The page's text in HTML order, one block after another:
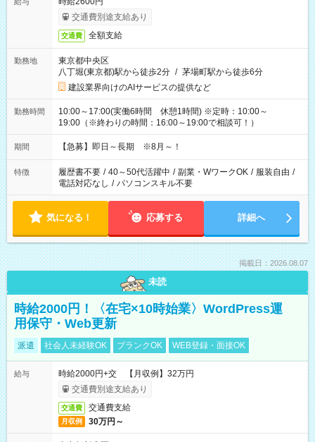
交通費別途支給あり
交通費 全額支給
勤務地
東京都中央区
八丁堀(東京都)駅から徒歩2分 / 茅場町駅から徒歩6分
建設業界向けのAIサービスの提供など
勤務時間
10:00～17:00(実働6時間 休憩1時間) ※定時：10:00～
19:00（※終わりの時間：16:00～19:00で相談可！）
期間 【急募】即日～長期 ※8月～！
特徴 履歴書不要 / 40～50代活躍中 / 副業・WワークOK / 服装自由 /
電話対応なし / パソコンスキル不要
気になる！ 応募する 詳細へ
掲載日：2026.08.07
未読
時給2000円！〈在宅×10時始業〉WordPress運
用保守・Web更新
派遣 社会人未経験OK ブランクOK WEB登録・面接OK
給与
時給2000円+交 【月収例】32万円
交通費別途支給あり
交通費 交通費支給
月収例 30万円～